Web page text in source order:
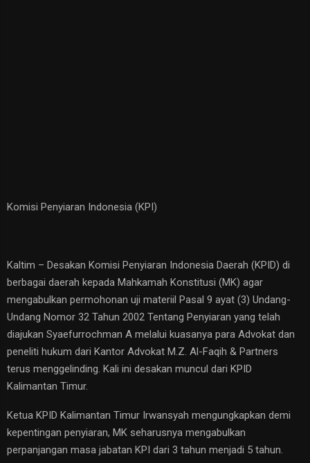
Komisi Penyiaran Indonesia (KPI)
Kaltim – Desakan Komisi Penyiaran Indonesia Daerah (KPID) di
berbagai daerah kepada Mahkamah Konstitusi (MK) agar
mengabulkan permohonan uji materiil Pasal 9 ayat (3) Undang-
Undang Nomor 32 Tahun 2002 Tentang Penyiaran yang telah
diajukan Syaefurrochman A melalui kuasanya para Advokat dan
peneliti hukum dari Kantor Advokat M.Z. Al-Faqih & Partners
terus menggelinding. Kali ini desakan muncul dari KPID
Kalimantan Timur.
Ketua KPID Kalimantan Timur Irwansyah mengungkapkan demi
kepentingan penyiaran, MK seharusnya mengabulkan
perpanjangan masa jabatan KPI dari 3 tahun menjadi 5 tahun.